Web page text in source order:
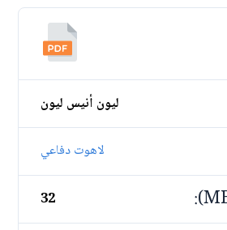
ليون أنيس ليون
لاهوت دفاعي
32